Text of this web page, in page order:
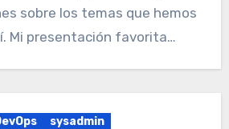
sobre los temas que hemos
Mi presentación favorita…
sysadmin